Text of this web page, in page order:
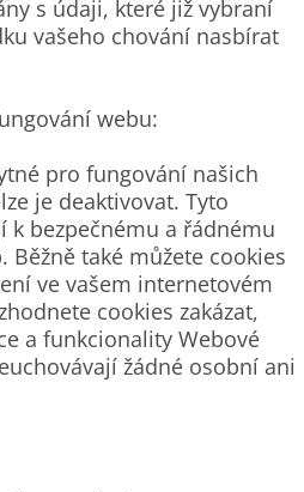
s údaji, které již vybraní
vašeho chování nasbírat
webu:
pro fungování našich
je deaktivovat. Tyto
k bezpečnému a řádnému
Běžně také můžete cookies
ve vašem internetovém
cookies zakázat,
a funkcionality Webové
žádné osobní ani